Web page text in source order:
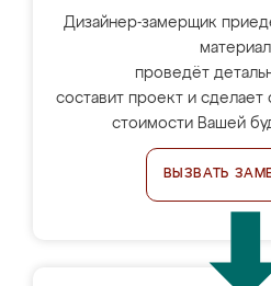
Дизайнер-замерщик
проведёт
составит проект и сделает
стоимости Вашей
ВЫЗВАТЬ